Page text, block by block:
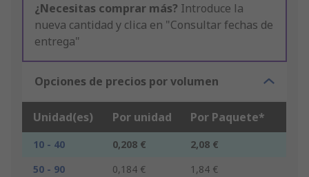
¿Necesitas comprar más? Introduce la
nueva cantidad y clica en "Consultar fechas de
entrega"
Opciones de precios por volumen
Unidad(es) Por unidad Por Paquete*
10 - 40 0,208 €
2,08 €
50 - 90
0,184 €
1,84 €